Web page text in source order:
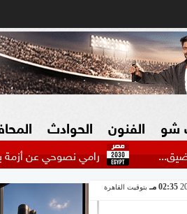
شو الفنون الحوادث
شكاوي المواطن
رامي نصوحي عن أزمة بيزيرا: لا
02:35 مـ بتوقيت القاهرة